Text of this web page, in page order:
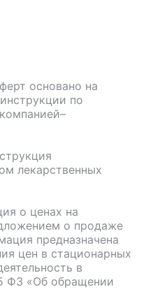
основано на
по
лекарственных
о ценах на
о продаже
предназначена
цен в стационарных
в
ФЗ «Об обращении